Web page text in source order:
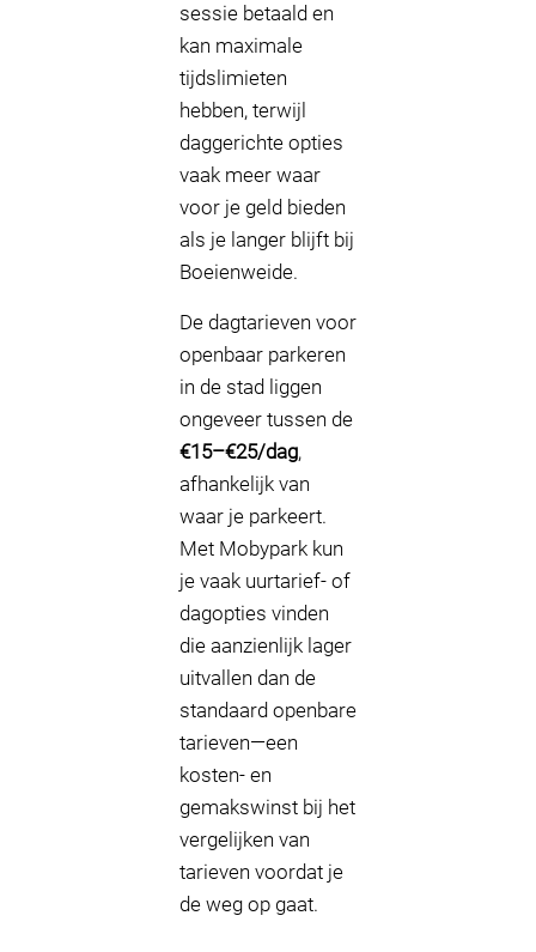
sessie betaald en
kan maximale
tijdslimieten
hebben, terwijl
daggerichte opties
vaak meer waar
voor je geld bieden
als je langer blijft bij
Boeienweide.
De dagtarieven voor
openbaar parkeren
in de stad liggen
ongeveer tussen de
€15–€25/dag,
afhankelijk van
waar je parkeert.
Met Mobypark kun
je vaak uurtarief- of
dagopties vinden
die aanzienlijk lager
uitvallen dan de
standaard openbare
tarieven—een
kosten- en
gemakswinst bij het
vergelijken van
tarieven voordat je
de weg op gaat.